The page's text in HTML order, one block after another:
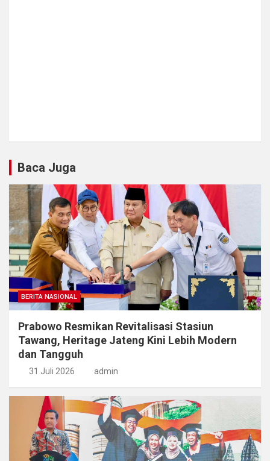
Baca Juga
BERITA NASIONAL
Prabowo Resmikan Revitalisasi Stasiun
Tawang, Heritage Jateng Kini Lebih Modern
dan Tangguh
31 Juli 2026 admin